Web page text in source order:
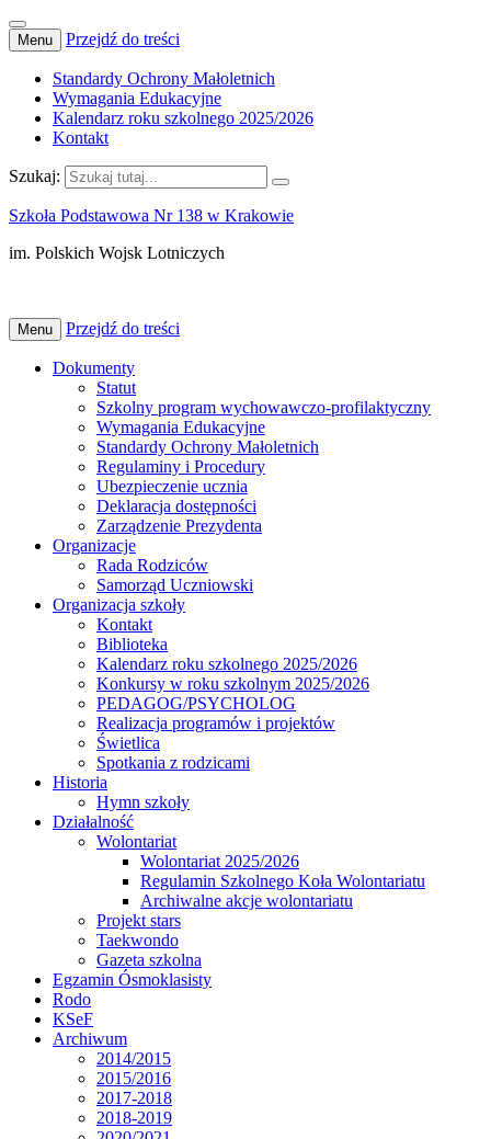
Menu Przejdź do treści
Standardy Ochrony Małoletnich
Wymagania Edukacyjne
Kalendarz roku szkolnego 2025/2026
Kontakt
Szukaj:
Szkoła Podstawowa Nr 138 w Krakowie
im. Polskich Wojsk Lotniczych
Menu Przejdź do treści
Dokumenty
Statut
Szkolny program wychowawczo-profilaktyczny
Wymagania Edukacyjne
Standardy Ochrony Małoletnich
Regulaminy i Procedury
Ubezpieczenie ucznia
Deklaracja dostępności
Zarządzenie Prezydenta
Organizacje
Rada Rodziców
Samorząd Uczniowski
Organizacja szkoły
Kontakt
Biblioteka
Kalendarz roku szkolnego 2025/2026
Konkursy w roku szkolnym 2025/2026
PEDAGOG/PSYCHOLOG
Realizacja programów i projektów
Świetlica
Spotkania z rodzicami
Historia
Hymn szkoły
Działalność
Wolontariat
Wolontariat 2025/2026
Regulamin Szkolnego Koła Wolontariatu
Archiwalne akcje wolontariatu
Projekt stars
Taekwondo
Gazeta szkolna
Egzamin Ósmoklasisty
Rodo
KSeF
Archiwum
2014/2015
2015/2016
2017-2018
2018-2019